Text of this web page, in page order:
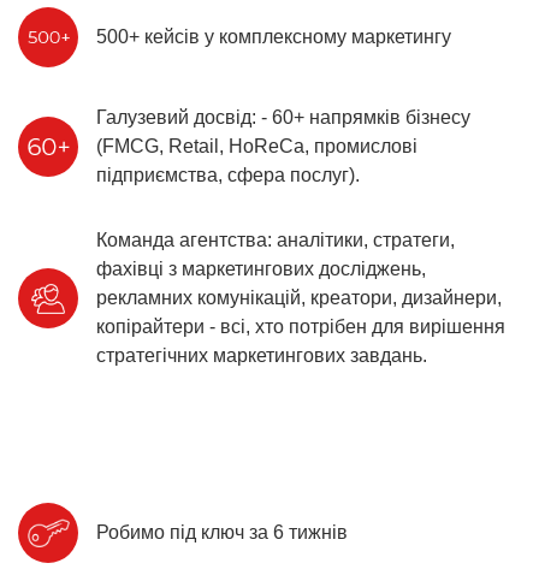
500+ кейсів у комплексному маркетингу
Галузевий досвід: - 60+ напрямків бізнесу
(FMCG, Retail, HoReCa, промислові
підприємства, сфера послуг).
Команда агентства: аналітики, стратеги,
фахівці з маркетингових досліджень,
рекламних комунікацій, креатори, дизайнери,
копірайтери - всі, хто потрібен для вирішення
стратегічних маркетингових завдань.
Робимо під ключ за 6 тижнів